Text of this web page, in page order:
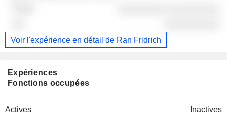
Voir l'expérience en détail de Ran Fridrich
Expériences
Fonctions occupées
Actives Inactives